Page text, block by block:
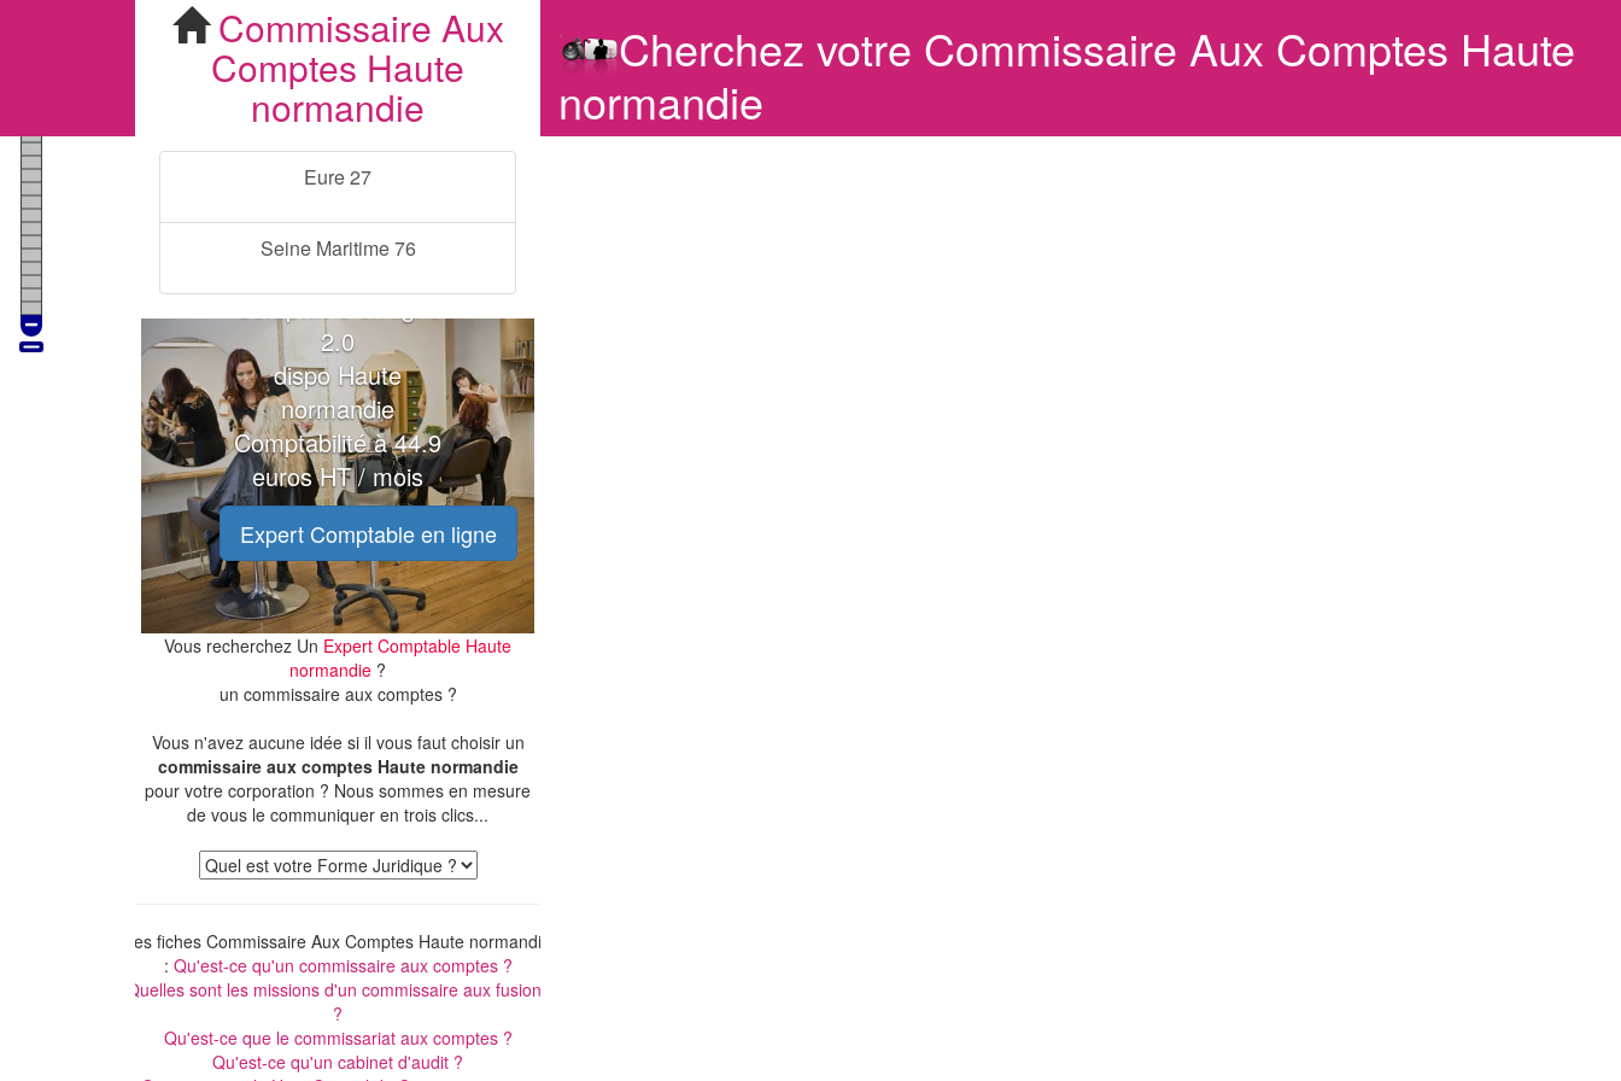
Cherchez votre Commissaire Aux Comptes Haute
normandie
Commissaire Aux
Comptes Haute
normandie
Eure 27
Seine Maritime 76
2.0
dispo Haute
normandie
Comptabilité à 44.9
euros HT / mois
Expert Comptable en ligne
Vous recherchez Un Expert Comptable Haute
normandie ?
un commissaire aux comptes ?
Vous n'avez aucune idée si il vous faut choisir un
commissaire aux comptes Haute normandie
pour votre corporation ? Nous sommes en mesure
de vous le communiquer en trois clics...
Les fiches Commissaire Aux Comptes Haute normandie
: Qu'est-ce qu'un commissaire aux comptes ?
Quelles sont les missions d'un commissaire aux fusions
?
Qu'est-ce que le commissariat aux comptes ?
Qu'est-ce qu'un cabinet d'audit ?
Commissaire Aux Comptes Haute normandie